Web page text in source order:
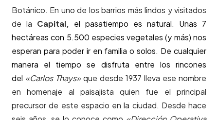
Botánico. En uno de los barrios más lindos y visitados
de la Capital, el pasatiempo es natural. Unas 7
hectáreas con 5.500 especies vegetales (y más) nos
esperan para poder ir en familia o solos. De cualquier
manera el tiempo se disfruta entre los rincones
del «Carlos Thays» que desde 1937 lleva ese nombre
en homenaje al paisajista quien fue el principal
precursor de este espacio en la ciudad. Desde hace